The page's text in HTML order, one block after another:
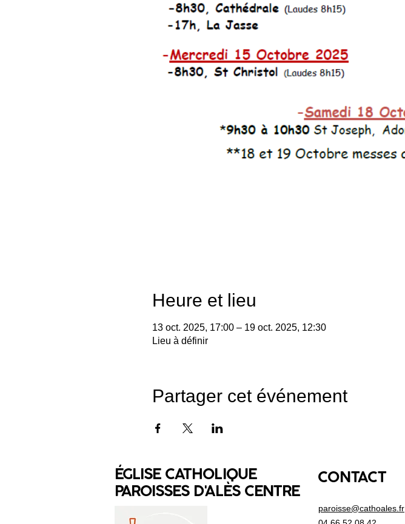
Heure et lieu
13 oct. 2025, 17:00 – 19 oct. 2025, 12:30
Lieu à définir
Partager cet événement
ÉGLISE CATHOLIQUE
PAROISSES D'ALÈS CENTRE
CONTACT
paroisse@cathoales.fr